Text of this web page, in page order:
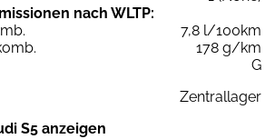
nach WLTP:
7,8 l/100km
178 g/km
G
Zentrallager
S5 anzeigen